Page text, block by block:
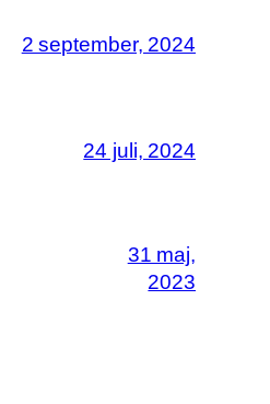
2 september, 2024
24 juli, 2024
31 maj,
2023